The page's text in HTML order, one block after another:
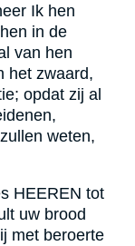
Ik hen
in de
van hen
het zwaard,
opdat zij al
weten,
HEEREN tot
uw brood
met beroerte